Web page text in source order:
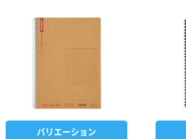
バリエーション